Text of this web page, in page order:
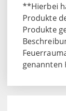
**Hierbei
Produkte
Produkte
genannten